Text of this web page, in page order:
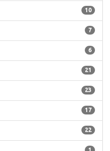
10
7
6
21
23
17
22